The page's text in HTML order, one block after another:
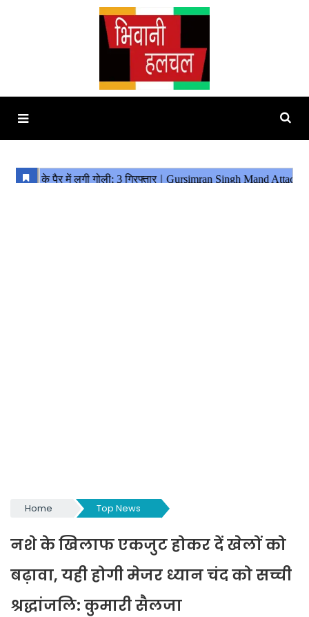
Home Top News
नशे के खिलाफ एकजुट होकर दें खेलों को
बढ़ावा, यही होगी मेजर ध्यान चंद को सच्ची
श्रद्धांजलि: कुमारी सैलजा